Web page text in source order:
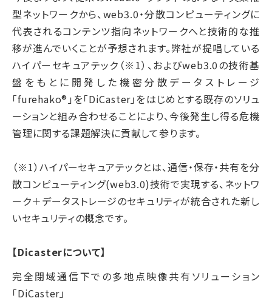
型ネットワークから、web3.0・分散コンピューティングに
代表されるコンテンツ指向ネットワークへと技術的な推
移が進んでいくことが予想されます。弊社が提唱している
ハイパーセキュアテック（※1）、およびweb3.0の技術基
盤をもとに開発した機密分散データストレージ
「furehako®」を「DiCaster」をはじめとする既存のソリュ
ーションと組み合わせることにより、今後発生し得る危機
管理に関する課題解決に貢献して参ります。
（※1）ハイパーセキュアテックとは、通信・保存・共有を分
散コンピューティング(web3.0)技術で実現する、ネットワ
ーク＋データストレージのセキュリティが統合された新し
いセキュリティの概念です。
【Dicasterについて】
完全閉域通信下での多地点映像共有ソリューション
「DiCaster」